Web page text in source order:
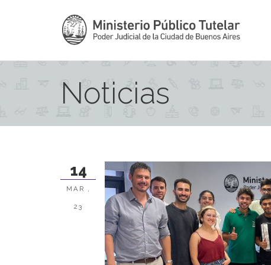
Noticias
14
MAR ,
23